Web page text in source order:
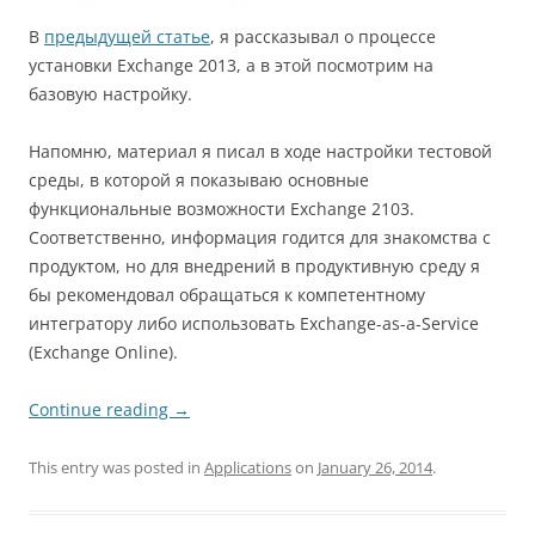
В предыдущей статье, я рассказывал о процессе
установки Exchange 2013, а в этой посмотрим на
базовую настройку.
Напомню, материал я писал в ходе настройки тестовой
среды, в которой я показываю основные
функциональные возможности Exchange 2103.
Соответственно, информация годится для знакомства с
продуктом, но для внедрений в продуктивную среду я
бы рекомендовал обращаться к компетентному
интегратору либо использовать Exchange-as-a-Service
(Exchange Online).
Continue reading →
This entry was posted in Applicationson January 26, 2014.